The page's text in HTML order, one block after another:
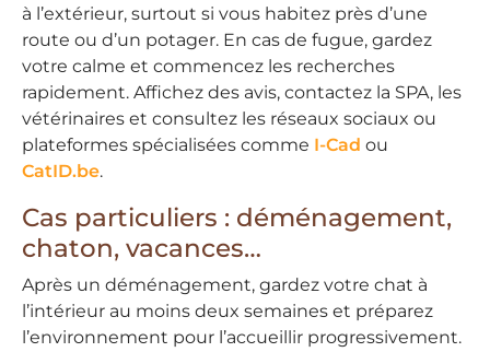
à l’extérieur, surtout si vous habitez près d’une
route ou d’un potager. En cas de fugue, gardez
votre calme et commencez les recherches
rapidement. Affichez des avis, contactez la SPA, les
vétérinaires et consultez les réseaux sociaux ou
plateformes spécialisées comme I-Cad ou
CatID.be.
Cas particuliers : déménagement,
chaton, vacances…
Après un déménagement, gardez votre chat à
l’intérieur au moins deux semaines et préparez
l’environnement pour l’accueillir progressivement.